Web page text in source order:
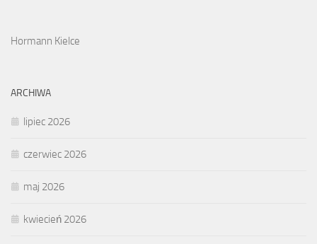
Hormann Kielce
ARCHIWA
lipiec 2026
czerwiec 2026
maj 2026
kwiecień 2026